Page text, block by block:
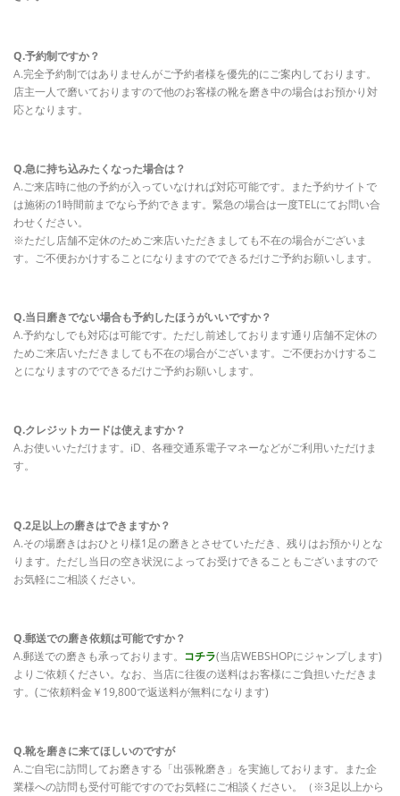
Q.予約制ですか？
A.完全予約制ではありませんがご予約者様を優先的にご案内しております。
店主一人で磨いておりますので他のお客様の靴を磨き中の場合はお預かり対
応となります。
Q.急に持ち込みたくなった場合は？
A.ご来店時に他の予約が入っていなければ対応可能です。また予約サイトで
は施術の1時間前までなら予約できます。緊急の場合は一度TELにてお問い合
わせください。
※ただし店舗不定休のためご来店いただきましても不在の場合がございま
す。ご不便おかけすることになりますのでできるだけご予約お願いします。
Q.当日磨きでない場合も予約したほうがいいですか？
A.予約なしでも対応は可能です。ただし前述しております通り店舗不定休の
ためご来店いただきましても不在の場合がございます。ご不便おかけするこ
とになりますのでできるだけご予約お願いします。
Q.クレジットカードは使えますか？
A.お使いいただけます。iD、各種交通系電子マネーなどがご利用いただけま
す。
Q.2足以上の磨きはできますか？
A.その場磨きはおひとり様1足の磨きとさせていただき、残りはお預かりとな
ります。ただし当日の空き状況によってお受けできることもございますので
お気軽にご相談ください。
Q.郵送での磨き依頼は可能ですか？
A.郵送での磨きも承っております。 コチラ(当店WEBSHOPにジャンプします)
よりご依頼ください。なお、当店に往復の送料はお客様にご負担いただきま
す。(ご依頼料金￥19,800で返送料が無料になります)
Q.靴を磨きに来てほしいのですが
A.ご自宅に訪問してお磨きする「出張靴磨き」を実施しております。また企
業様への訪問も受付可能ですのでお気軽にご相談ください。（※3足以上から